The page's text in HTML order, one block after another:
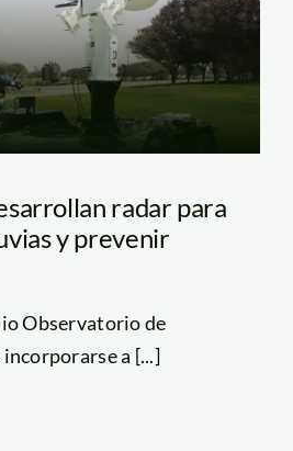
radar para
y prevenir
Observatorio de
a [...]